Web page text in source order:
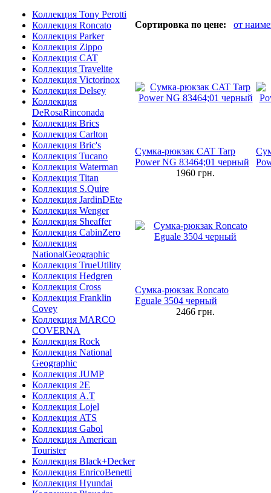
Коллекция Tony Perotti
Коллекция Roncato
Коллекция Parker
Коллекция Zippo
Коллекция CAT
Коллекция Travelite
Коллекция Victorinox
Коллекция Delsey
Коллекция
DeRosaRinconada
Коллекция Brics
Коллекция Carlton
Коллекция Bric's
Коллекция Tucano
Коллекция Waterman
Коллекция Titan
Коллекция S.Quire
Коллекция JardinDEte
Коллекция Wenger
Коллекция Sheaffer
Коллекция CabinZero
Коллекция
NationalGeographic
Коллекция TrueUtility
Коллекция Hedgren
Коллекция Cross
Коллекция Franklin
Covey
Коллекция MARCO
COVERNA
Коллекция Rock
Коллекция National
Geographic
Коллекция JUMP
Коллекция 2E
Коллекция A.T
Коллекция Lojel
Коллекция ATS
Коллекция Gabol
Коллекция American
Tourister
Коллекция Black+Decker
Коллекция EnricoBenetti
Коллекция Hyundai
Сортировка по цене: от
Сумка-рюкзак CAT Tarp
Power NG 83464;01 черный
1960 грн.
Сумка-рюкзак Roncato
Eguale 3504 черный
2466 грн.